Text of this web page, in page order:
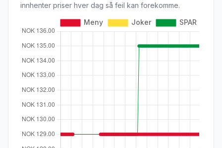
innhenter priser hver dag så feil kan forekomme.